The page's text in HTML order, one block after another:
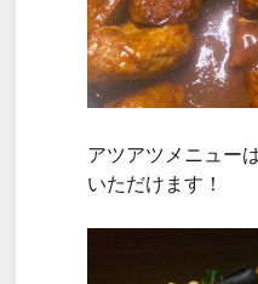
アツアツメニュー
いただけます！